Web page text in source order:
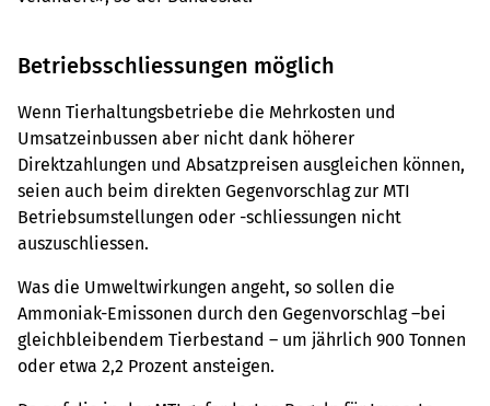
Betriebsschliessungen möglich
Wenn Tierhaltungsbetriebe die Mehrkosten und
Umsatzeinbussen aber nicht dank höherer
Direktzahlungen und Absatzpreisen ausgleichen können,
seien auch beim direkten Gegenvorschlag zur MTI
Betriebsumstellungen oder -schliessungen nicht
auszuschliessen.
Was die Umweltwirkungen angeht, so sollen die
Ammoniak-Emissonen durch den Gegenvorschlag –bei
gleichbleibendem Tierbestand – um jährlich 900 Tonnen
oder etwa 2,2 Prozent ansteigen.